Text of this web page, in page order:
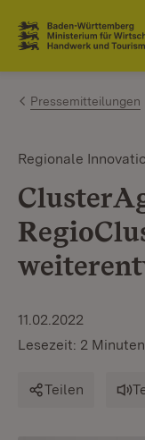
Zum Inhalt
Link zur
Pressemitteilungen
Regionale
11.02.2022
Lesezeit: 2 Minuten
Teilen